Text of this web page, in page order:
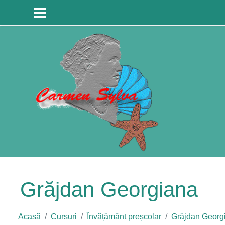
Grăjdan Georgiana
Acasă Cursuri Învățământ preșcolar Grăjdan